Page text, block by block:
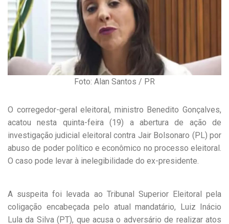
Foto: Alan Santos / PR
O corregedor-geral eleitoral, ministro Benedito Gonçalves,
acatou nesta quinta-feira (19) a abertura de ação de
investigação judicial eleitoral contra Jair Bolsonaro (PL) por
abuso de poder político e econômico no processo eleitoral.
O caso pode levar à inelegibilidade do ex-presidente.
A suspeita foi levada ao Tribunal Superior Eleitoral pela
coligação encabeçada pelo atual mandatário, Luiz Inácio
Lula da Silva (PT), que acusa o adversário de realizar atos